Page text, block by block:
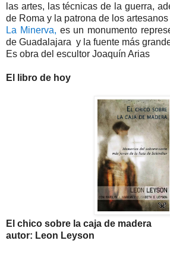
las artes, las técnicas de la guerra,
de Roma y la patrona de los artesanos
La Minerva, es un monumento
de Guadalajara y la fuente más
Es obra del escultor Joaquín Arias
El libro de hoy
El chico sobre la caja de madera
autor: Leon Leyson